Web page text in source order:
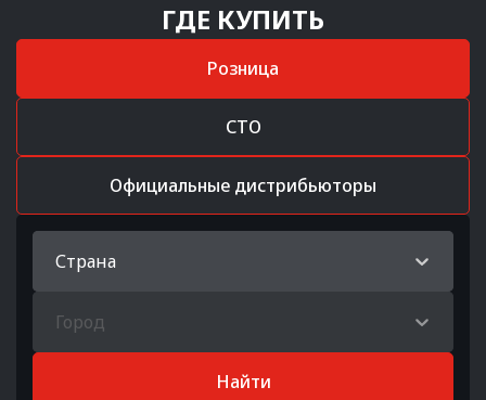
ГДЕ КУПИТЬ
Розница
СТО
Официальные дистрибьюторы
Страна
Город
Найти